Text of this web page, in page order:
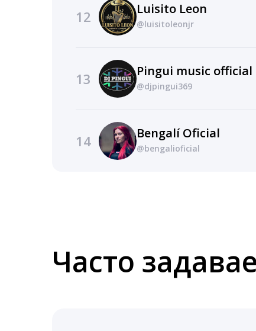
12 Luisito Leon
@luisitoleonjr
13 Pingui music official
@djpingui369
14 Bengalí Oficial
@bengalioficial
Часто